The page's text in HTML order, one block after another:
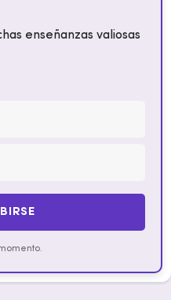
enseñanzas valiosas